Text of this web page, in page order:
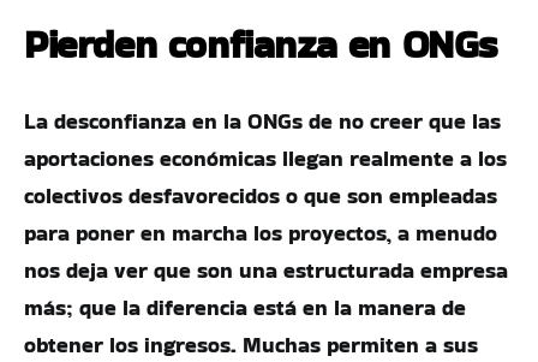
Pierden confianza en ONGs
La desconfianza en la ONGs de no creer que las
aportaciones económicas llegan realmente a los
colectivos desfavorecidos o que son empleadas
para poner en marcha los proyectos, a menudo
nos deja ver que son una estructurada empresa
más; que la diferencia está en la manera de
obtener los ingresos. Muchas permiten a sus